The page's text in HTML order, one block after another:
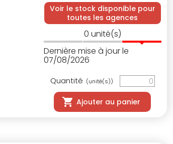
Voir le stock disponible pour
toutes les agences
0 unité(s)
Dernière mise à jour le
07/08/2026
Quantité (unité(s))
Ajouter au panier